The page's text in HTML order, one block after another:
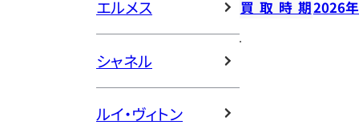
エルメス
シャネル
ルイ・ヴィトン
買取時期2026